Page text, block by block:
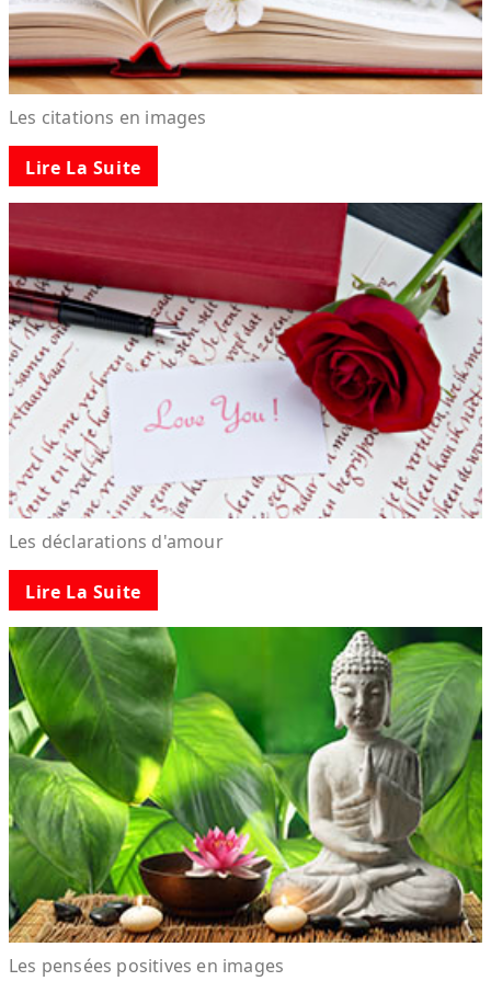
Les citations en images
Lire La Suite
Les déclarations d'amour
Lire La Suite
Les pensées positives en images